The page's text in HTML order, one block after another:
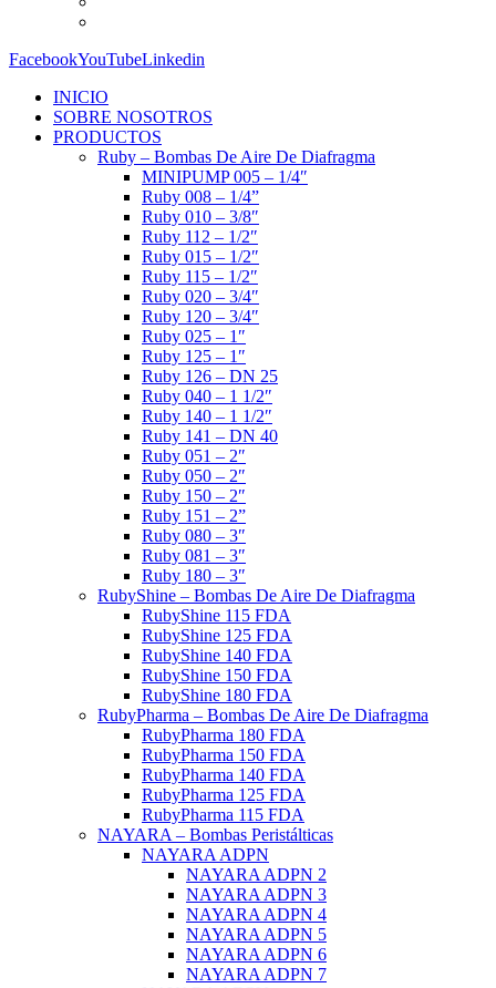
FacebookYouTubeLinkedin
INICIO
SOBRE NOSOTROS
PRODUCTOS
Ruby – Bombas De Aire De Diafragma
MINIPUMP 005 – 1/4″
Ruby 008 – 1/4”
Ruby 010 – 3/8″
Ruby 112 – 1/2″
Ruby 015 – 1/2″
Ruby 115 – 1/2″
Ruby 020 – 3/4″
Ruby 120 – 3/4″
Ruby 025 – 1″
Ruby 125 – 1″
Ruby 126 – DN 25
Ruby 040 – 1 1/2″
Ruby 140 – 1 1/2″
Ruby 141 – DN 40
Ruby 051 – 2″
Ruby 050 – 2″
Ruby 150 – 2″
Ruby 151 – 2”
Ruby 080 – 3″
Ruby 081 – 3″
Ruby 180 – 3″
RubyShine – Bombas De Aire De Diafragma
RubyShine 115 FDA
RubyShine 125 FDA
RubyShine 140 FDA
RubyShine 150 FDA
RubyShine 180 FDA
RubyPharma – Bombas De Aire De Diafragma
RubyPharma 180 FDA
RubyPharma 150 FDA
RubyPharma 140 FDA
RubyPharma 125 FDA
RubyPharma 115 FDA
NAYARA – Bombas Peristálticas
NAYARA ADPN
NAYARA ADPN 2
NAYARA ADPN 3
NAYARA ADPN 4
NAYARA ADPN 5
NAYARA ADPN 6
NAYARA ADPN 7